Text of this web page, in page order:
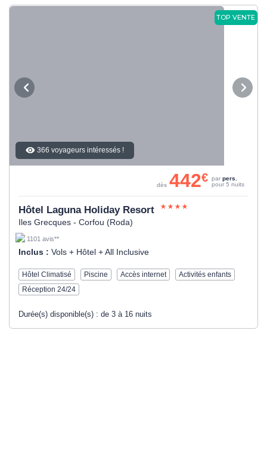
TOP VENTE
366 voyageurs intéressés !
Hôtel Laguna Holiday Resort
Iles Grecques - Corfou (Roda)
1101 avis**
Inclus : Vols + Hôtel + All Inclusive
Hôtel Climatisé Piscine Accès internet
Activités enfants
Réception 24/24
Durée(s) disponible(s) : de 3 à 16 nuits
dès 442€ par pers.
pour 5 nuits